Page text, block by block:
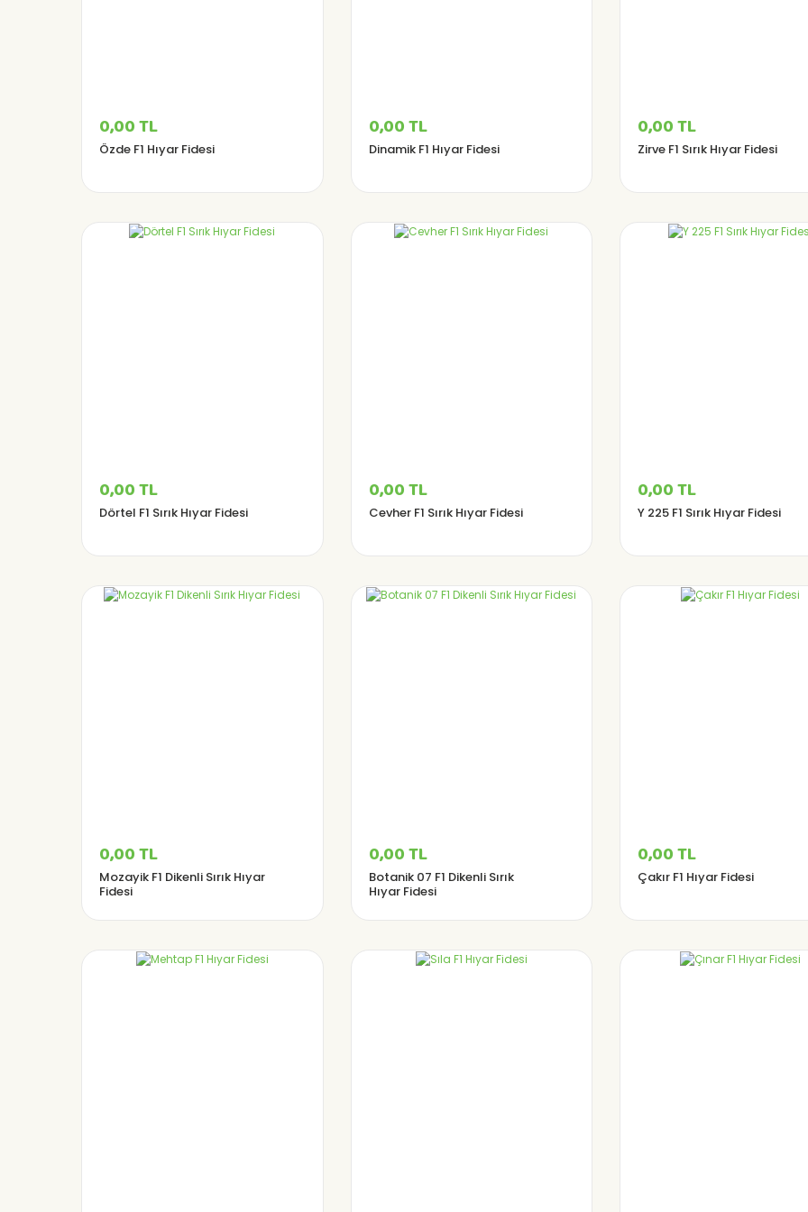
0,00 TL
Özde F1 Hıyar Fidesi
0,00 TL
Dinamik F1 Hıyar Fidesi
0,00 TL
Zirve F1 Sırık Hıyar Fidesi
0,00 TL
Dörtel F1 Sırık Hıyar Fidesi
0,00 TL
Cevher F1 Sırık Hıyar Fidesi
0,00 TL
Y 225 F1 Sırık Hıyar Fidesi
0,00 TL
Mozayik F1 Dikenli Sırık Hıyar
Fidesi
0,00 TL
Botanik 07 F1 Dikenli Sırık
Hıyar Fidesi
0,00 TL
Çakır F1 Hıyar Fidesi